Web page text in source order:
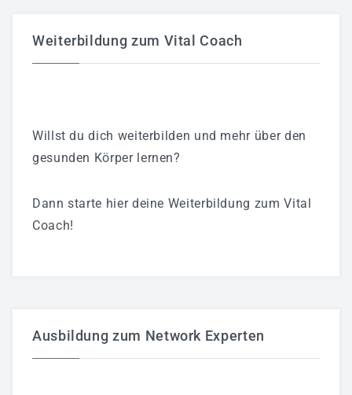
Weiterbildung zum Vital Coach
Willst du dich weiterbilden und mehr über den
gesunden Körper lernen?
Dann starte hier deine Weiterbildung zum Vital
Coach!
Ausbildung zum Network Experten